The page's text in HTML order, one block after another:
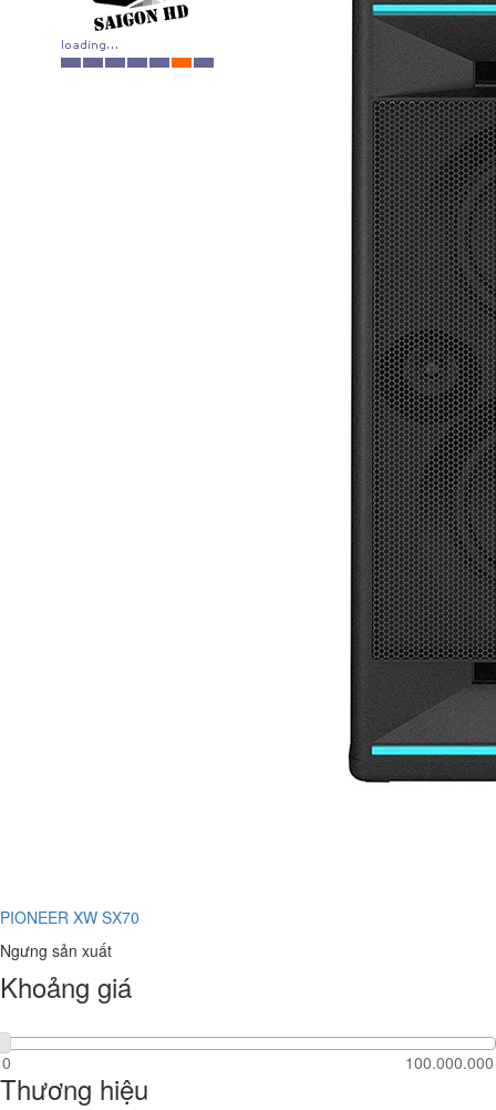
PIONEER XW SX70
Ngưng sản xuất
Khoảng giá
Thương hiệu